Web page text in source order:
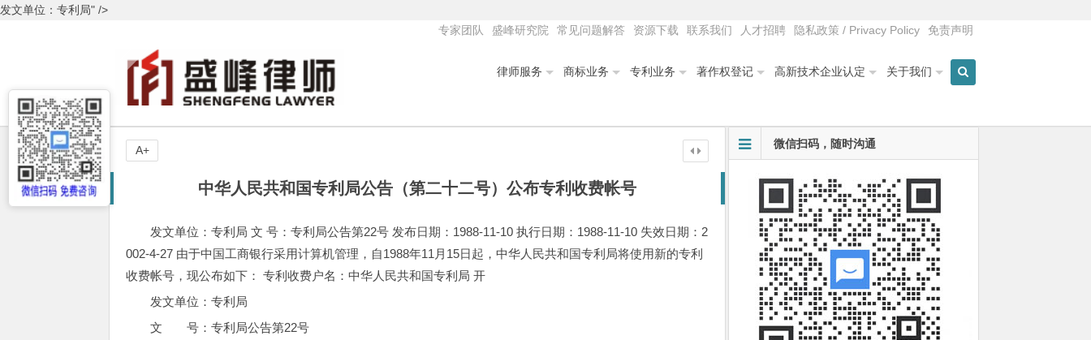
发文单位：专利局" />
专家团队
盛峰研究院 常见问题解答 资源下载 联系我们 人才招聘 隐私政策 / Privacy Policy 免责声明
律师服务 商标业务 专利业务 著作权登记 高新技术企业认定 关于我们
中华人民共和国专利局公告（第二十二号）公布专利收费帐号
发文单位：专利局 文 号：专利局公告第22号 发布日期：1988-11-10 执行日期：1988-11-10 失效日期：2
002-4-27 由于中国工商银行采用计算机管理，自1988年11月15日起，中华人民共和国专利局将使用新的专利
收费帐号，现公布如下： 专利收费户名：中华人民共和国专利局 开
发文单位：专利局
文 号：专利局公告第22号
A+ 微信扫码，随时沟通